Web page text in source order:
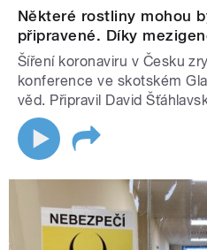
Některé rostliny mohou
připravené. Díky
Šíření koronaviru v Česku
konference ve skotském
věd. Připravil David